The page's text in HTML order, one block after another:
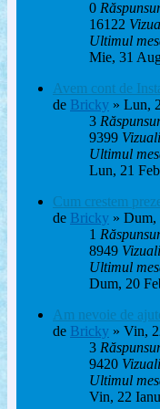
0
16122
Ultimul
Mie, 31
Avem cont de
de Bricky » Lun,
3
9399
Ultimul
Lun, 21
Cum crestem
de Bricky » Dum,
1
8949
Ultimul
Dum, 20
Am nevoie de
de Bricky » Vin,
3
9420
Ultimul
Vin, 22